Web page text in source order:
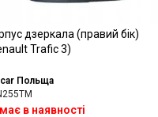
дзеркала (правий бік)
Trafic 3)
Польща
в наявності